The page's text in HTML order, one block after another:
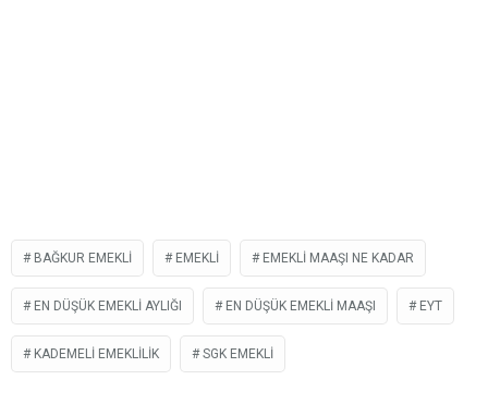
BAĞKUR EMEKLI EMEKLI EMEKLI MAAŞI NE KADAR
EN DÜŞÜK EMEKLI AYLIĞI EN DÜŞÜK EMEKLI MAAŞI EYT
KADEMELI EMEKLILIK SGK EMEKLI